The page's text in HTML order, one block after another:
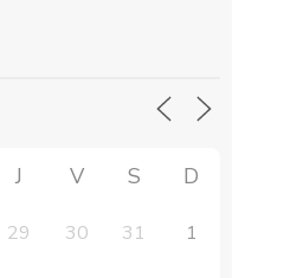
J V S D
29 30 31 1